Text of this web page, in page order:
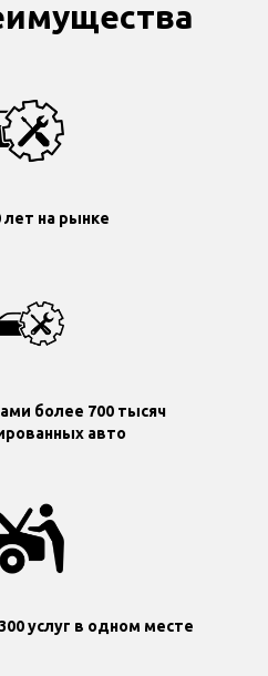
лет на рынке
более 700 тысяч
авто
услуг в одном месте